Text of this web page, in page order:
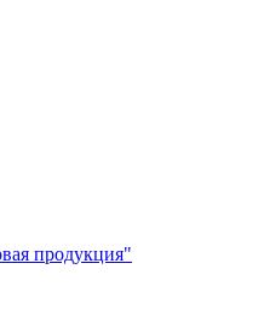
продукция"